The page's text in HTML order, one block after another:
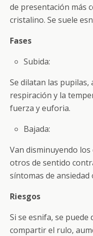
de presentación más
cristalino. Se suele
Fases
Subida:
Se dilatan las
respiración y la
fuerza y euforia.
Bajada:
Van disminuyendo
otros de sentido
síntomas de ansiedad
Riesgos
Si se esnifa, se
compartir el rulo,